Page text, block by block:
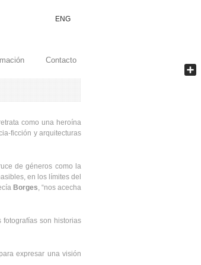
ENG
Contacto
como una heroína
ficción y arquitecturas
de géneros como la
en los límites del
Borges, “nos acecha
son historias
expresar una visión